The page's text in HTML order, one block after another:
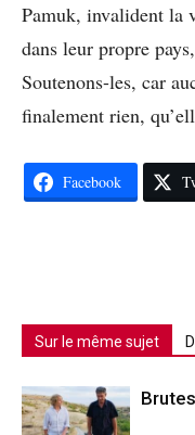
Pamuk, invalident la
dans leur propre
Soutenons-les, car
finalement rien,
Facebook
Sur le même sujet